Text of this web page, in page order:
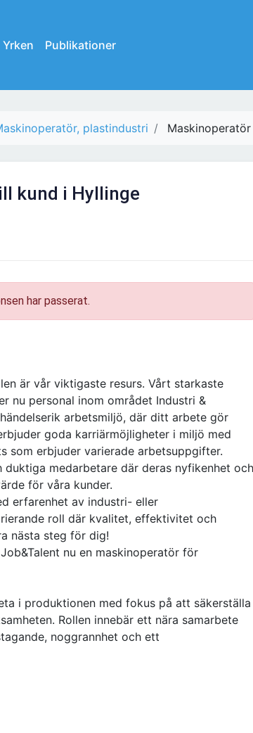
Yrken Publikationer
plastindustri
kund i Hyllinge
har passerat.
är vår viktigaste resurs. Vårt starkaste
nu personal inom området Industri &
arbetsmiljö, där ditt arbete gör
goda karriärmöjligheter i miljö med
som erbjuder varierade arbetsuppgifter.
medarbetare där deras nyfikenhet och
för våra kunder.
erfarenhet av industri- eller
roll där kvalitet, effektivitet och
nästa steg för dig!
nu en maskinoperatör för
i produktionen med fokus på att säkerställa
Rollen innebär ett nära samarbete
noggrannhet och ett